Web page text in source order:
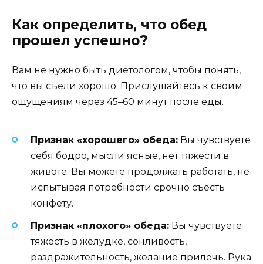
Как определить, что обед
прошел успешно?
Вам не нужно быть диетологом, чтобы понять,
что вы съели хорошо. Прислушайтесь к своим
ощущениям через 45–60 минут после еды.
Признак «хорошего» обеда: Вы чувствуете
себя бодро, мысли ясные, нет тяжести в
животе. Вы можете продолжать работать, не
испытывая потребности срочно съесть
конфету.
Признак «плохого» обеда: Вы чувствуете
тяжесть в желудке, сонливость,
раздражительность, желание прилечь. Рука